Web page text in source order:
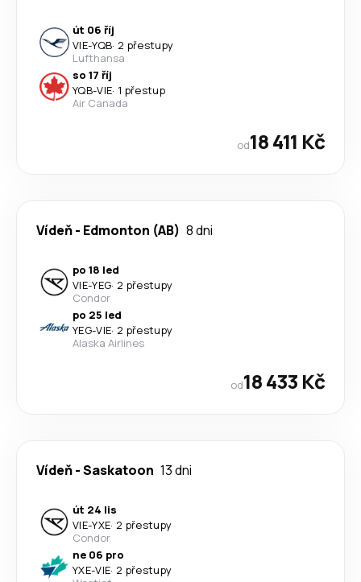
út 06 říj
VIE-YQB· 2 přestupy
Lufthansa
so 17 říj
YQB-VIE· 1 přestup
Air Canada
od18 411 Kč
Vídeň- Edmonton (AB) 8 dni
po 18 led
VIE-YEG· 2 přestupy
Condor
po 25 led
YEG-VIE· 2 přestupy
Alaska Airlines
od18 433 Kč
Vídeň-Saskatoon 13 dni
út 24 lis
VIE-YXE· 2 přestupy
Condor
ne 06 pro
YXE-VIE· 2 přestupy